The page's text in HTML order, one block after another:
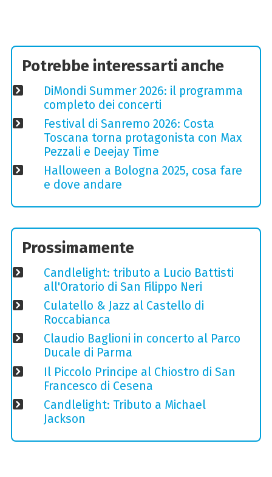
Potrebbe interessarti anche
DiMondi Summer 2026: il programma
completo dei concerti
Festival di Sanremo 2026: Costa
Toscana torna protagonista con Max
Pezzali e Deejay Time
Halloween a Bologna 2025, cosa fare
e dove andare
Prossimamente
Candlelight: tributo a Lucio Battisti
all'Oratorio di San Filippo Neri
Culatello & Jazz al Castello di
Roccabianca
Claudio Baglioni in concerto al Parco
Ducale di Parma
Il Piccolo Principe al Chiostro di San
Francesco di Cesena
Candlelight: Tributo a Michael
Jackson